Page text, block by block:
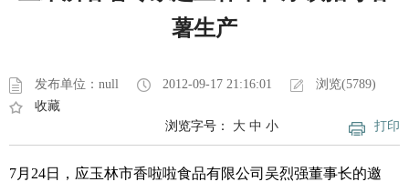
薯生产
发布单位：null 2012-09-17 21:16:01
浏览(5789)
收藏
打印
浏览字号： 大 中 小
7月 24日
，应玉林市香啦啦食品有限公司吴烈强董事长的邀